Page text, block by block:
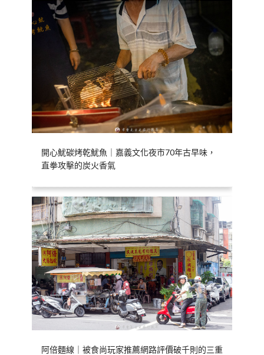
開心魷碳烤乾魷魚｜嘉義文化夜市70年古早味，
直拳攻擊的炭火香氣
阿倍麵線｜被食尚玩家推薦網路評價破千則的三重